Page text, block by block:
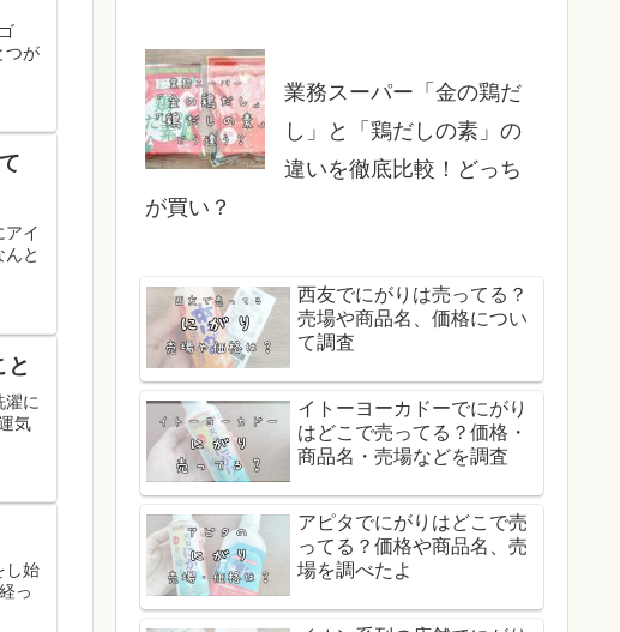
つが
アイ
と
と
濯に
気
し始
っ
業務スーパー「金の鶏だ
し」と「鶏だしの素」の
違いを徹底比較！どっち
が買い？
西友でにがりは売ってる？
売場や商品名、価格につい
て調査
イトーヨーカドーでにがり
はどこで売ってる？価格・
商品名・売場などを調査
アピタでにがりはどこで売
ってる？価格や商品名、売
場を調べたよ